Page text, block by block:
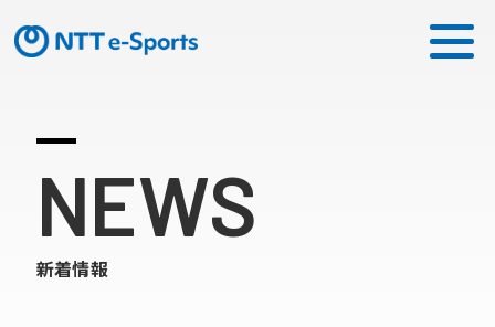
ミッション
ソリューション
ピックアップ
NEWS
新着情報